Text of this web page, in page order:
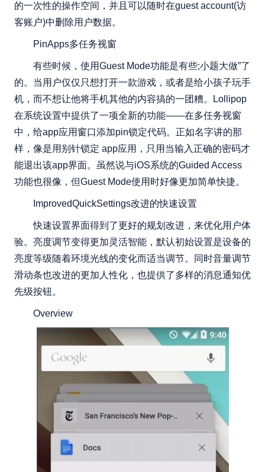
的一次性的操作空间，并且可以随时在guest account(访
客账户)中删除用户数据。
PinApps多任务视窗
有些时候，使用Guest Mode功能是有些;小题大做”了
的。当用户仅仅只想打开一款游戏，或者是给小孩子玩手
机，而不想让他将手机其他的内容搞的一团糟。Lollipop
在系统设置中提供了一项全新的功能——在多任务视窗
中，给app应用窗口添加pin锁定代码。正如名字讲的那
样，像是用别针锁定 app应用，只用当输入正确的密码才
能退出该app界面。虽然说与iOS系统的Guided Access
功能也很像，但Guest Mode使用时好像更加简单快捷。
ImprovedQuickSettings改进的快速设置
快速设置界面得到了更好的规划改进，来优化用户体
验。亮度调节变得更加灵活智能，默认初始设置是设备的
亮度等级随着环境光线的变化而适当调节。同时音量调节
滑动条也改进的更加人性化，也提供了多样的消息通知优
先级按钮。
Overview